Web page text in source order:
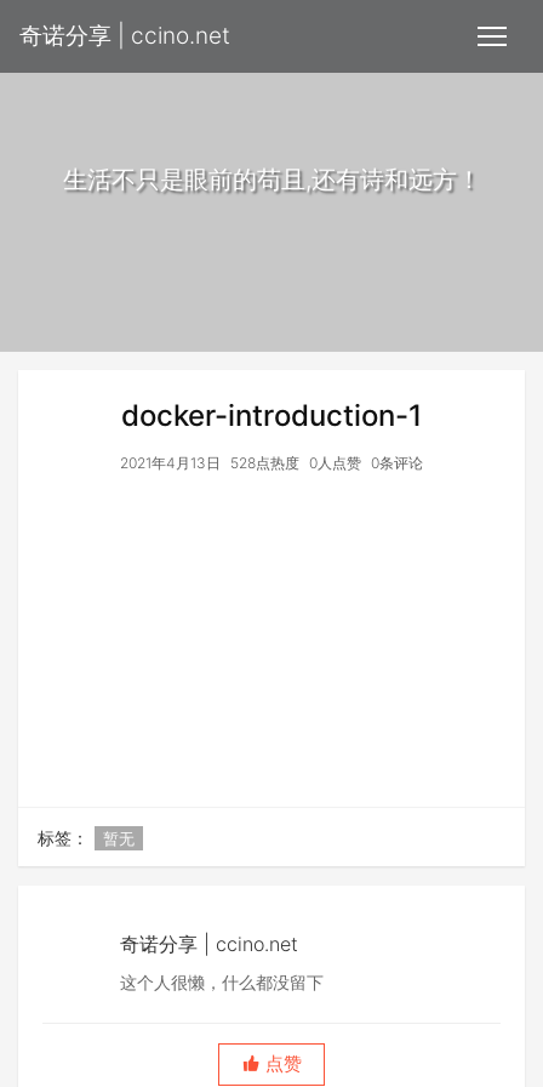
奇诺分享 | ccino.net
生活不只是眼前的苟且,还有诗和远方！
docker-introduction-1
2021年4月13日 528点热度 0人点赞 0条评论
标签： 暂无
奇诺分享 | ccino.net
这个人很懒，什么都没留下
点赞